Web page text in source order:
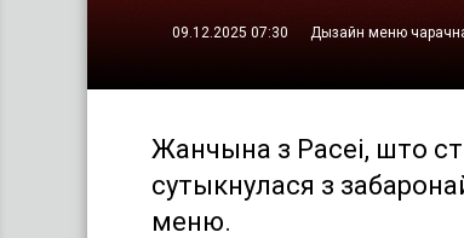
09.12.2025 07:30 Дызайн меню
Жанчына з Расеі, што
сутыкнулася з
меню.